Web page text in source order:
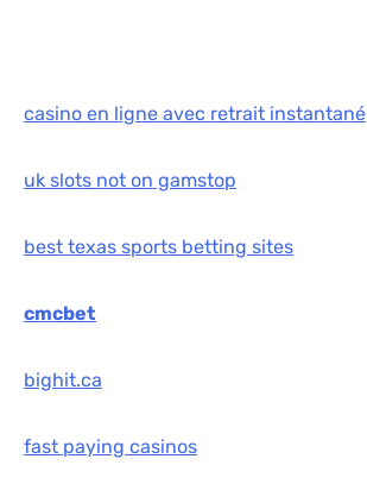
casino en ligne avec retrait instantané
uk slots not on gamstop
best texas sports betting sites
cmcbet
bighit.ca
fast paying casinos